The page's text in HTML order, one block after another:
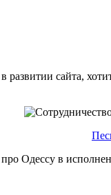
сайта,
Одессу в